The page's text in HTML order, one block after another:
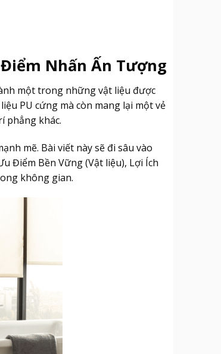
Điểm Nhấn Ấn Tượng
một trong những vật liệu được
PU cứng mà còn mang lại một vẻ
phẳng khác.
mẽ. Bài viết này sẽ đi sâu vào
Điểm Bền Vững (Vật liệu), Lợi Ích
không gian.